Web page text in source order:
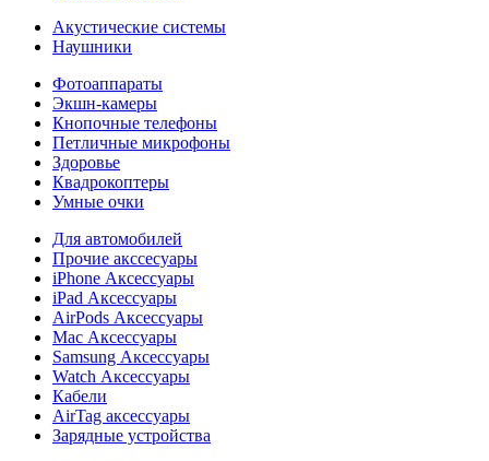
Акустические системы
Наушники
Фотоаппараты
Экшн-камеры
Кнопочные телефоны
Петличные микрофоны
Здоровье
Квадрокоптеры
Умные очки
Для автомобилей
Прочие акссесуары
iPhone Аксессуары
iPad Аксессуары
AirPods Аксессуары
Mac Аксессуары
Samsung Аксессуары
Watch Аксессуары
Кабели
AirTag аксессуары
Зарядные устройства